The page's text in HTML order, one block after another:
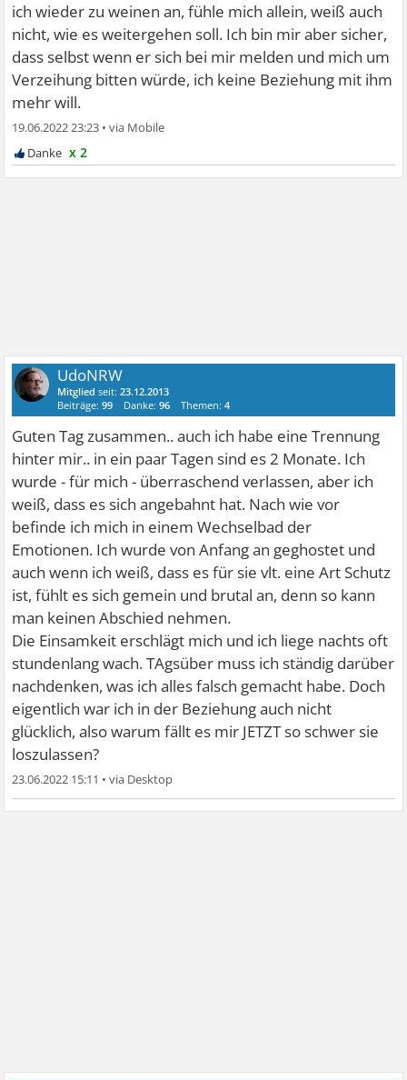
ich wieder zu weinen an, fühle mich allein, weiß auch
nicht, wie es weitergehen soll. Ich bin mir aber sicher,
dass selbst wenn er sich bei mir melden und mich um
Verzeihung bitten würde, ich keine Beziehung mit ihm
mehr will.
19.06.2022 23:23 •
x 2
UdoNRW
Mitglied seit:23.12.2013
Beiträge:99 Danke:96 Themen:4
Guten Tag zusammen.. auch ich habe eine Trennung
hinter mir.. in ein paar Tagen sind es 2 Monate. Ich
wurde - für mich - überraschend verlassen, aber ich
weiß, dass es sich angebahnt hat. Nach wie vor
befinde ich mich in einem Wechselbad der
Emotionen. Ich wurde von Anfang an geghostet und
auch wenn ich weiß, dass es für sie vlt. eine Art Schutz
ist, fühlt es sich gemein und brutal an, denn so kann
man keinen Abschied nehmen.
Die Einsamkeit erschlägt mich und ich liege nachts oft
stundenlang wach. TAgsüber muss ich ständig darüber
nachdenken, was ich alles falsch gemacht habe. Doch
eigentlich war ich in der Beziehung auch nicht
glücklich, also warum fällt es mir JETZT so schwer sie
loszulassen?
23.06.2022 15:11 •